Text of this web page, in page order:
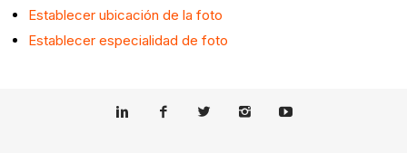
Establecer ubicación de la foto
Establecer especialidad de foto